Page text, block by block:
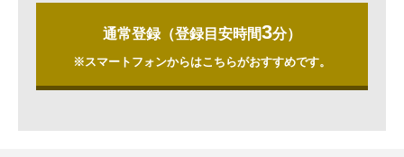
通常登録（登録目安時間3分）
※スマートフォンからはこちらがおすすめです。